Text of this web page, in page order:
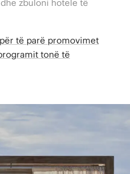
zbuloni hotele të
të parë promovimet
tonë të